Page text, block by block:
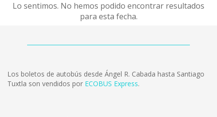
Lo sentimos. No hemos podido encontrar resultados
para esta fecha.
Los boletos de autobús desde Ángel R. Cabada hasta Santiago
Tuxtla son vendidos por ECOBUS Express.